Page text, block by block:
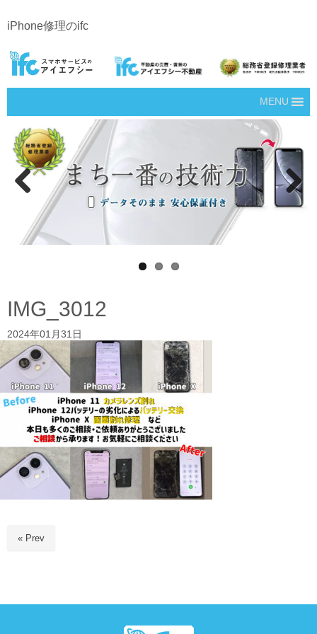
iPhone修理のifc
MENU
Next
IMG_3012
2024年01月31日
« Prev